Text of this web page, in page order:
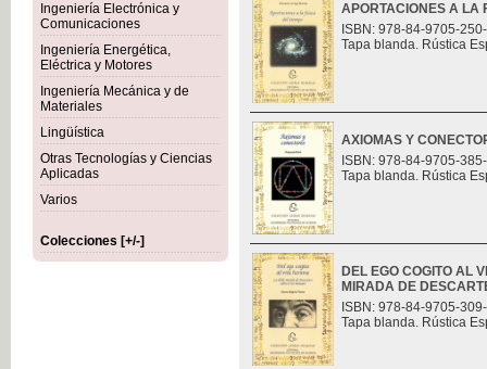
Ingeniería Electrónica y
Comunicaciones
Ingeniería Energética,
Eléctrica y Motores
Ingeniería Mecánica y de
Materiales
Lingüística
Otras Tecnologías y Ciencias
Aplicadas
Varios
Colecciones [+/-]
APORTACIONES A LA
ISBN: 978-84-9705-
Tapa blanda. Rústica
AXIOMAS Y
ISBN: 978-84-9705-
Tapa blanda. Rústica
DEL EGO COGITO AL
MIRADA DE
ISBN: 978-84-9705-
Tapa blanda. Rústica